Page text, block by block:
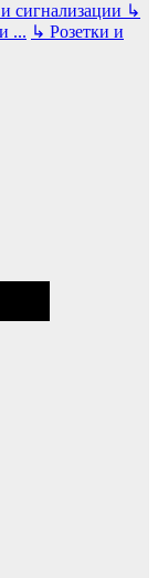
сигнализации ↳
... ↳ Розетки и